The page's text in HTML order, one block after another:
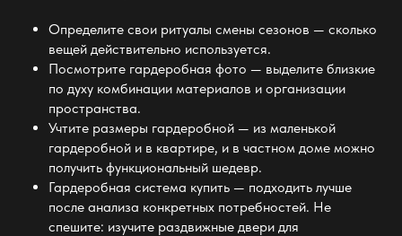
Определите свои ритуалы смены сезонов — сколько
вещей действительно используется.
Посмотрите гардеробная фото — выделите близкие
по духу комбинации материалов и организации
пространства.
Учтите размеры гардеробной — из маленькой
гардеробной и в квартире, и в частном доме можно
получить функциональный шедевр.
Гардеробная система купить— подходить лучше
после анализа конкретных потребностей. Не
спешите: изучите раздвижные двери для